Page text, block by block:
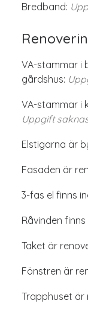
Bredband:
VA-stammar i
gårdshus:
VA-stammar i
Uppgift
Elstigarna är
Fasaden är
3-fas el finns
Råvinden finns
Taket är
Fönstren är
Trapphuset är